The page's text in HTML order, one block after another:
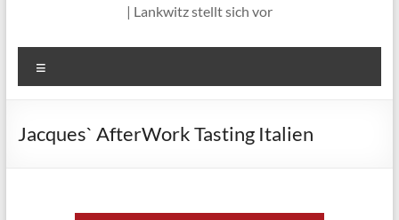
| Lankwitz stellt sich vor
Jacques` AfterWork Tasting Italien